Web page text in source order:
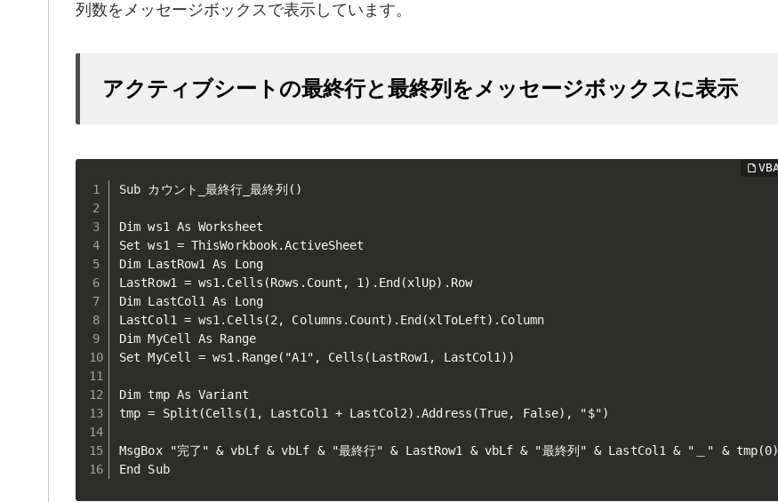
列数をメッセージボックスで表示しています。
アクティブシートの最終行と最終列をメッセージボックスに表示
Sub カウント_最終行_最終列()
Dim ws1 As Worksheet
Set ws1 = ThisWorkbook.ActiveSheet
Dim LastRow1 As Long
LastRow1 = ws1.Cells(Rows.Count, 1).End(xlUp).Row
Dim LastCol1 As Long
LastCol1 = ws1.Cells(2, Columns.Count).End(xlToLeft).Column
Dim MyCell As Range
Set MyCell = ws1.Range("A1", Cells(LastRow1, LastCol1))
Dim tmp As Variant
tmp = Split(Cells(1, LastCol1 + LastCol2).Address(True, False), "$")
MsgBox "完了" & vbLf & vbLf & "最終行" & LastRow1 & vbLf & "最終列" & LastCol1 & "＿" & tmp(0)
End Sub